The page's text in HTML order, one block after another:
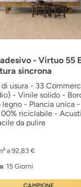
- Virtuo 55
sincrona
usura - 33
- Vinile solido -
- Plancia unica
riciclabile -
da pulire
a 92,83 €
: 15 Giorni
CAMPIONE